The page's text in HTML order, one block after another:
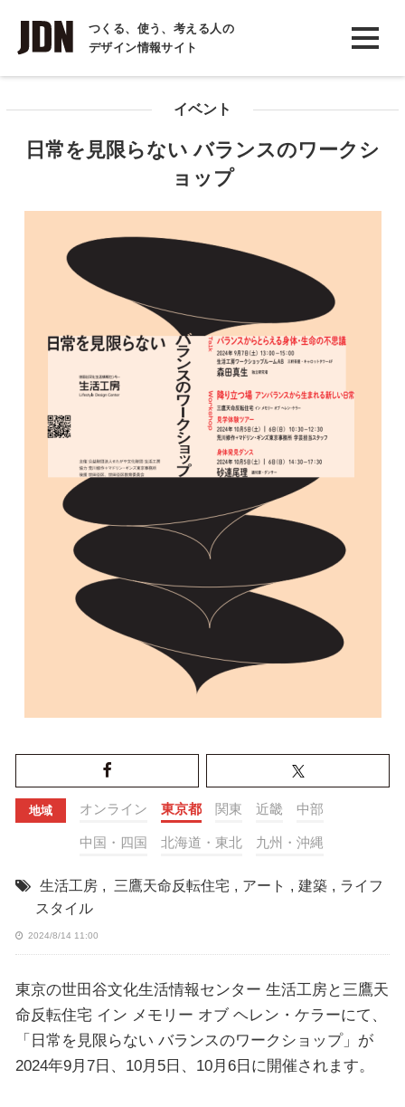
つくる、使う、考える人の
デザイン情報サイト
INTERVIEW
インタビュー
イベント
日常を見限らない バランスのワークシ
ョップ
地域 オンライン 東京都 関東 近畿 中部
中国・四国 北海道・東北 九州・沖縄
生活工房 , 三鷹天命反転住宅 , アート , 建築 , ライフ
スタイル
2024/8/14 11:00
東京の世田谷文化生活情報センター 生活工房と三鷹天
命反転住宅 イン メモリー オブ ヘレン・ケラーにて、
「日常を見限らない バランスのワークショップ」が
2024年9月7日、10月5日、10月6日に開催されます。